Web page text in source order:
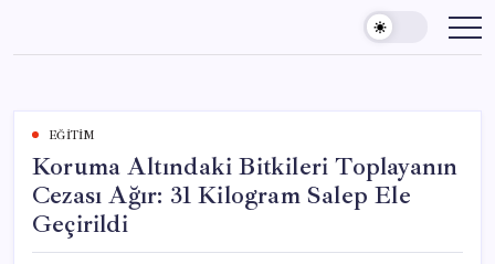
content
EĞITIM
Koruma Altındaki Bitkileri Toplayanın
Cezası Ağır: 31 Kilogram Salep Ele
Geçirildi